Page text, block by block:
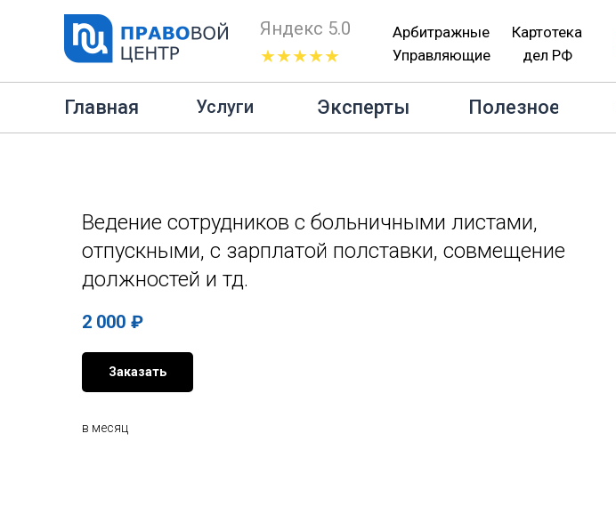
Эксперты Полезное
Главная Услуги
Арбитражные
Управляющие
Картотека
дел РФ
Яндекс 5.0
★★★★★
Ведение сотрудников с больничными листами,
отпускными, с зарплатой полставки, совмещение
должностей и тд.
2 000 ₽
Заказать
в месяц